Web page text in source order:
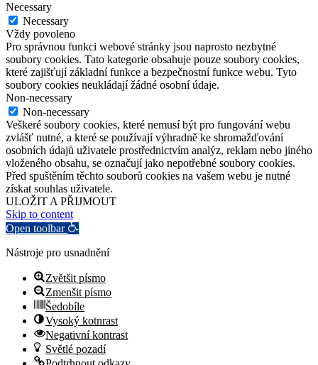
Necessary
Necessary
Vždy povoleno
Pro správnou funkci webové stránky jsou naprosto nezbytné
soubory cookies. Tato kategorie obsahuje pouze soubory cookies,
které zajišťují základní funkce a bezpečnostní funkce webu. Tyto
soubory cookies neukládají žádné osobní údaje.
Non-necessary
Non-necessary
Veškeré soubory cookies, které nemusí být pro fungování webu
zvlášť nutné, a které se používají výhradně ke shromažďování
osobních údajů uživatele prostřednictvím analýz, reklam nebo jiného
vloženého obsahu, se označují jako nepotřebné soubory cookies.
Před spuštěním těchto souborů cookies na vašem webu je nutné
získat souhlas uživatele.
ULOŽIT A PŘIJMOUT
Skip to content
Open toolbar
Nástroje pro usnadnění
Zvětšit písmo
Zmenšit písmo
Šedobíle
Vysoký kotnrast
Negativní kontrast
Světlé pozadí